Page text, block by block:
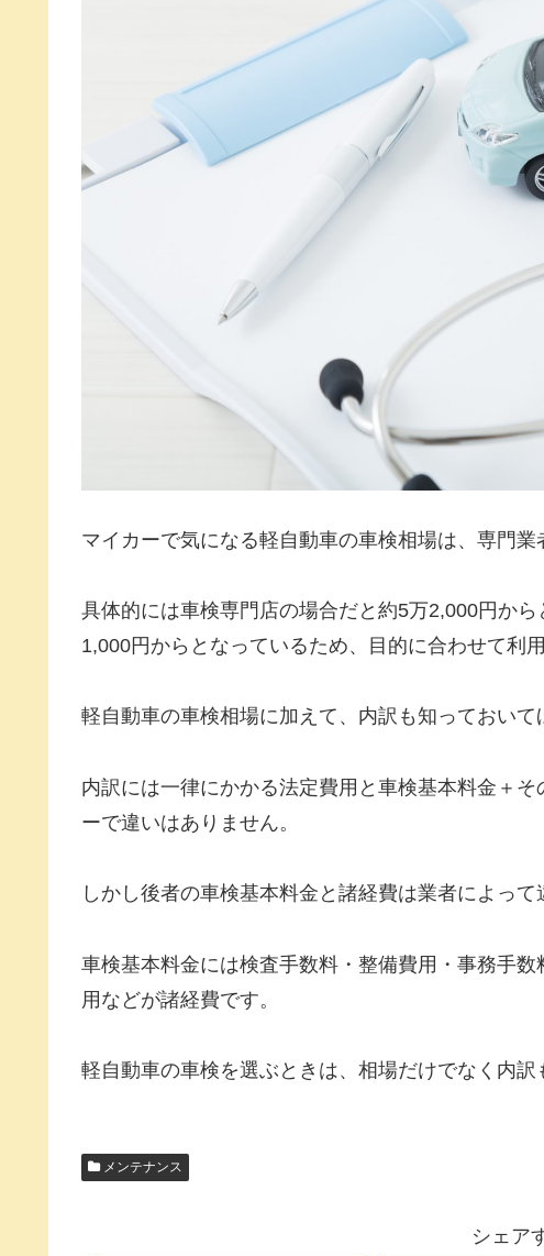
マイカーで気になる軽自動車の車検相場は、専門業
具体的には車検専門店の場合だと約5万2,000円か
1,000円からとなっているため、目的に合わせて利
軽自動車の車検相場に加えて、内訳も知っておいて
内訳には一律にかかる法定費用と車検基本料金＋
ーで違いはありません。
しかし後者の車検基本料金と諸経費は業者によっ
車検基本料金には検査手数料・整備費用・事務手
用などが諸経費です。
軽自動車の車検を選ぶときは、相場だけでなく内訳
メンテナンス
シェア